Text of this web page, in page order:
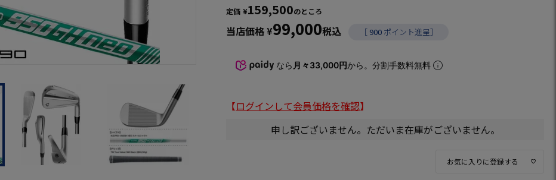
定価 ¥159,500のところ
当店価格¥99,000税込 ［ 900 ポイント進呈］
なら 月々33,000円から。分割手数料無料
【ログインして会員価格を確認】
申し訳ございません。ただいま在庫がございません。
お気に入りに登録する